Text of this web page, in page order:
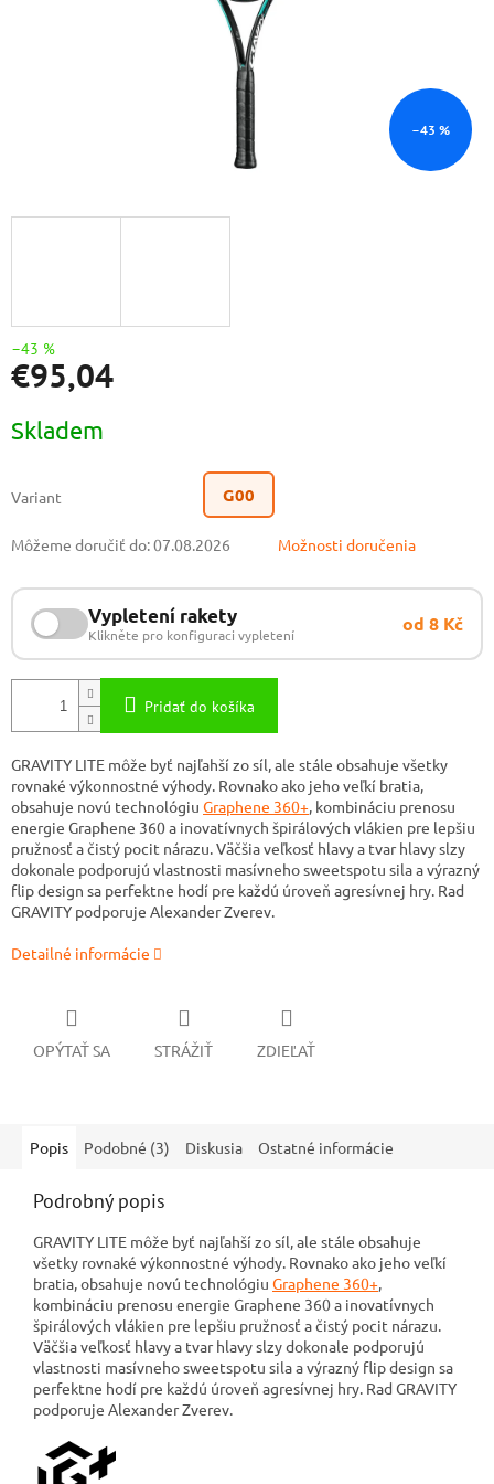
–43 %
–43 %
€95,04
cena:
Skladem
Variant G00
Môžeme doručiť do:07.08.2026 Možnosti doručenia
Vypletení rakety
Klikněte pro konfiguraci vypletení od 8 Kč
Pridať do košíka
GRAVITY LITE môže byť najľahší zo síl, ale stále obsahuje všetky
rovnaké výkonnostné výhody. Rovnako ako jeho veľkí bratia,
obsahuje novú technológiu Graphene 360+, kombináciu prenosu
energie Graphene 360 a inovatívnych špirálových vlákien pre lepšiu
pružnosť a čistý pocit nárazu. Väčšia veľkosť hlavy a tvar hlavy slzy
dokonale podporujú vlastnosti masívneho sweetspotu sila a výrazný
flip design sa perfektne hodí pre každú úroveň agresívnej hry. Rad
GRAVITY podporuje Alexander Zverev.
Detailné informácie
OPÝTAŤ SA STRÁŽIŤ ZDIEĽAŤ
Popis Podobné (3) Diskusia Ostatné informácie
Podrobný popis
GRAVITY LITE môže byť najľahší zo síl, ale stále obsahuje
všetky rovnaké výkonnostné výhody. Rovnako ako jeho veľkí
bratia, obsahuje novú technológiu Graphene 360+,
kombináciu prenosu energie Graphene 360 a inovatívnych
špirálových vlákien pre lepšiu pružnosť a čistý pocit nárazu.
Väčšia veľkosť hlavy a tvar hlavy slzy dokonale podporujú
vlastnosti masívneho sweetspotu sila a výrazný flip design sa
perfektne hodí pre každú úroveň agresívnej hry. Rad GRAVITY
podporuje Alexander Zverev.